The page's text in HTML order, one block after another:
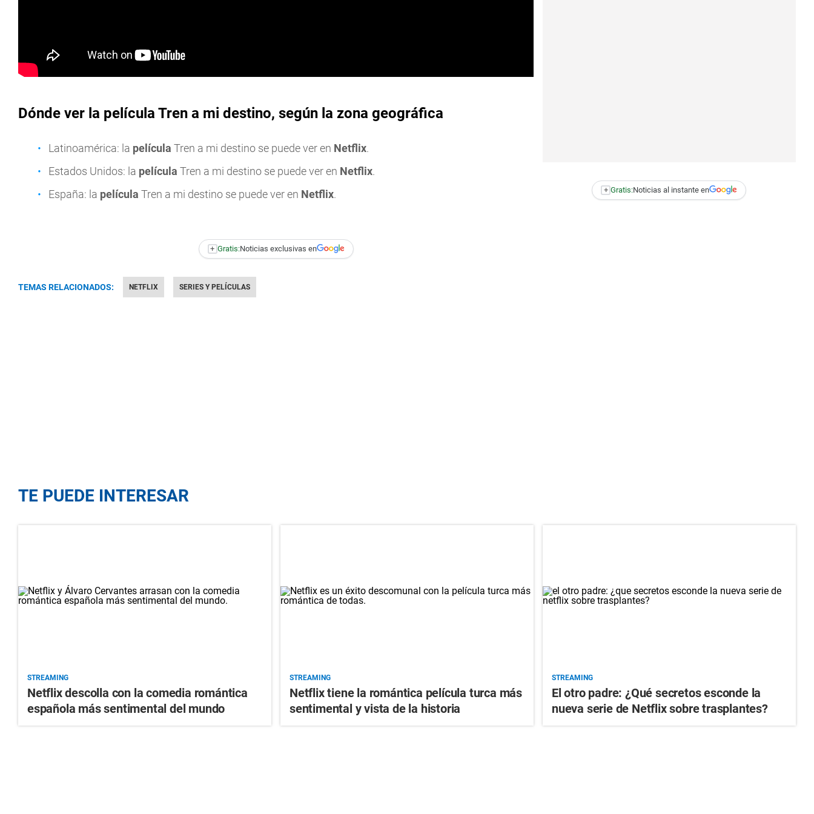
Dónde ver la película Tren a mi destino, según la zona geográfica
Latinoamérica: la película Tren a mi destino se puede ver en Netflix.
Estados Unidos: la película Tren a mi destino se puede ver en Netflix.
España: la película Tren a mi destino se puede ver en Netflix.
+ Gratis:Noticias exclusivas en
TEMAS RELACIONADOS: NETFLIX SERIES Y PELÍCULAS
+ Gratis:Noticias al instante en
TE PUEDE INTERESAR
STREAMING
Netflix descolla con la comedia romántica
española más sentimental del mundo
STREAMING
Netflix tiene la romántica película turca más
sentimental y vista de la historia
STREAMING
El otro padre: ¿Qué secretos esconde la
nueva serie de Netflix sobre trasplantes?